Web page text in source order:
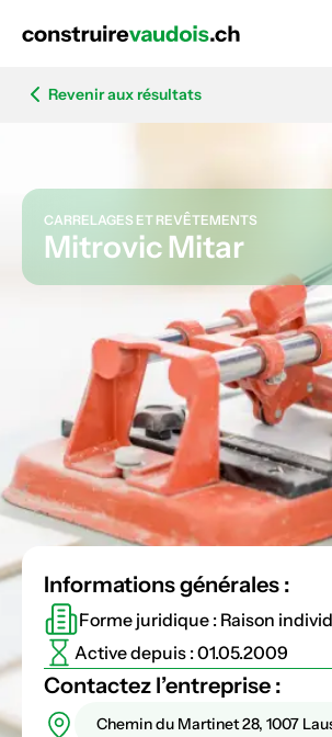
Revenir aux résultats
CARRELAGES ET REVÊTEMENTS
Mitrovic Mitar
Informations générales :
Forme juridique : Raison
Active depuis : 01.05.2009
Contactez l’entreprise :
Chemin du Martinet 28, 1007